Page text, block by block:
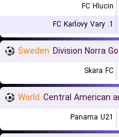
FC Hlucin
1. FC Karlovy Vary
Sweden
Skara FC
World Central American
Panama U21